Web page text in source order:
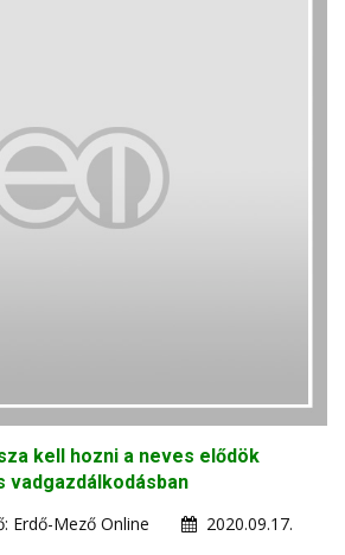
kell hozni a neves elődök
vadgazdálkodásban
Erdő-Mező Online
2020.09.17.